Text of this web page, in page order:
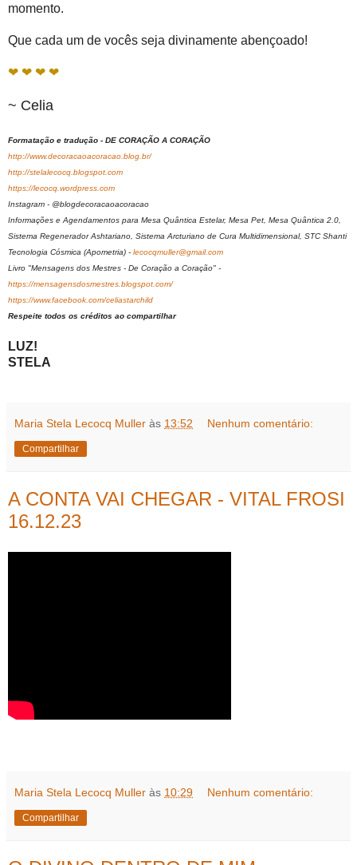
momento.
Que cada um de vocês seja divinamente abençoado!
❤ ❤ ❤ ❤
~ Celia
Formatação e tradução - DE CORAÇÃO A CORAÇÃO
http://www.decoracaoacoracao.blog.br/
http://stelalecocq.blogspot.com
https://lecocq.wordpress.com
Instagram - @blogdecoracaoacoracao
Informações e Agendamentos para Mesa Quântica Estelar, Mesa Pet, Mesa Quântica 2.0,
Sistema Regenerador Ashtariano, Sistema Arcturiano de Cura Multidimensional, STC Shanti
Tecnologia Cósmica (Apometria) - lecocqmuller@gmail.com
Livro "Mensagens dos Mestres - De Coração a Coração" -
https://mensagensdosmestres.blogspot.com/
https://www.facebook.com/celiastarchild
Respeite todos os créditos ao compartilhar
LUZ!
STELA
Maria Stela Lecocq Muller às 13:52 Nenhum comentário:
Compartilhar
A CONTA VAI CHEGAR - VITAL FROSI
16.12.23
Maria Stela Lecocq Muller às 10:29 Nenhum comentário:
Compartilhar